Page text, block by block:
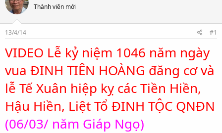
e
a
s
t
a
r
e
r
Thành viên mới
13/4/14 #1
VIDEO Lễ kỷ niệm 1046 năm ngày
vua ĐINH TIÊN HOÀNG đăng cơ và
lễ Tế Xuân hiệp kỵ các Tiền Hiền,
Hậu Hiền, Liệt Tổ ĐINH TỘC QNĐN
(06/03/ năm Giáp Ngọ)